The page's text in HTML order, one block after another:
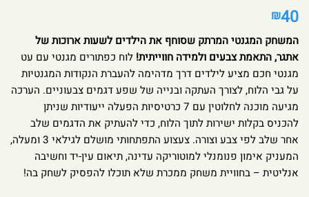
₪40
המשחק המגנטי המרתק שסוחף את הילדים לשעות ארוכות של
אתגר, התאמת צבעים ולמידה חווייתית! לוח כפתורים מגנטי עם עט
מגנטי חכם מציע לילדים דרך מדהימה להעברת הנקודות המגנטיות
על גבי הלוח, לצורך העתקה ובנייה של שפע דגמים צבעוניים. הערכה
מגיעה מוכנה לחלוטין עם 7 כרטיסיות הפעלה ייעודיות שניתן
להכניס בקלות ישירות לתוך הלוח, כדי להעתיק את הדגמים שלב
אחר שלב לפי צבע וצורה. צעצוע התפתחותי מושלם לגילאי 3 ומעלה,
המעניק אימון פנומנלי למוטוריקה עדינה, תיאום עין-יד וחשיבה
אנליטית – בחוויית משחק ממכרת שלא תוכלו להפסיק לשחק בה!